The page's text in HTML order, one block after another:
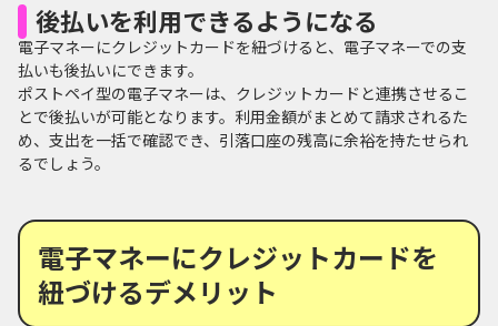
後払いを利用できるようになる
電子マネーにクレジットカードを紐づけると、電子マネーでの支
払いも後払いにできます。
ポストペイ型の電子マネーは、クレジットカードと連携させるこ
とで後払いが可能となります。利用金額がまとめて請求されるた
め、支出を一括で確認でき、引落口座の残高に余裕を持たせられ
るでしょう。
電子マネーにクレジットカードを
紐づけるデメリット